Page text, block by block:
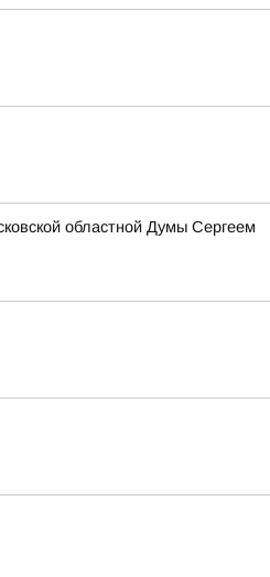
областной Думы Сергеем